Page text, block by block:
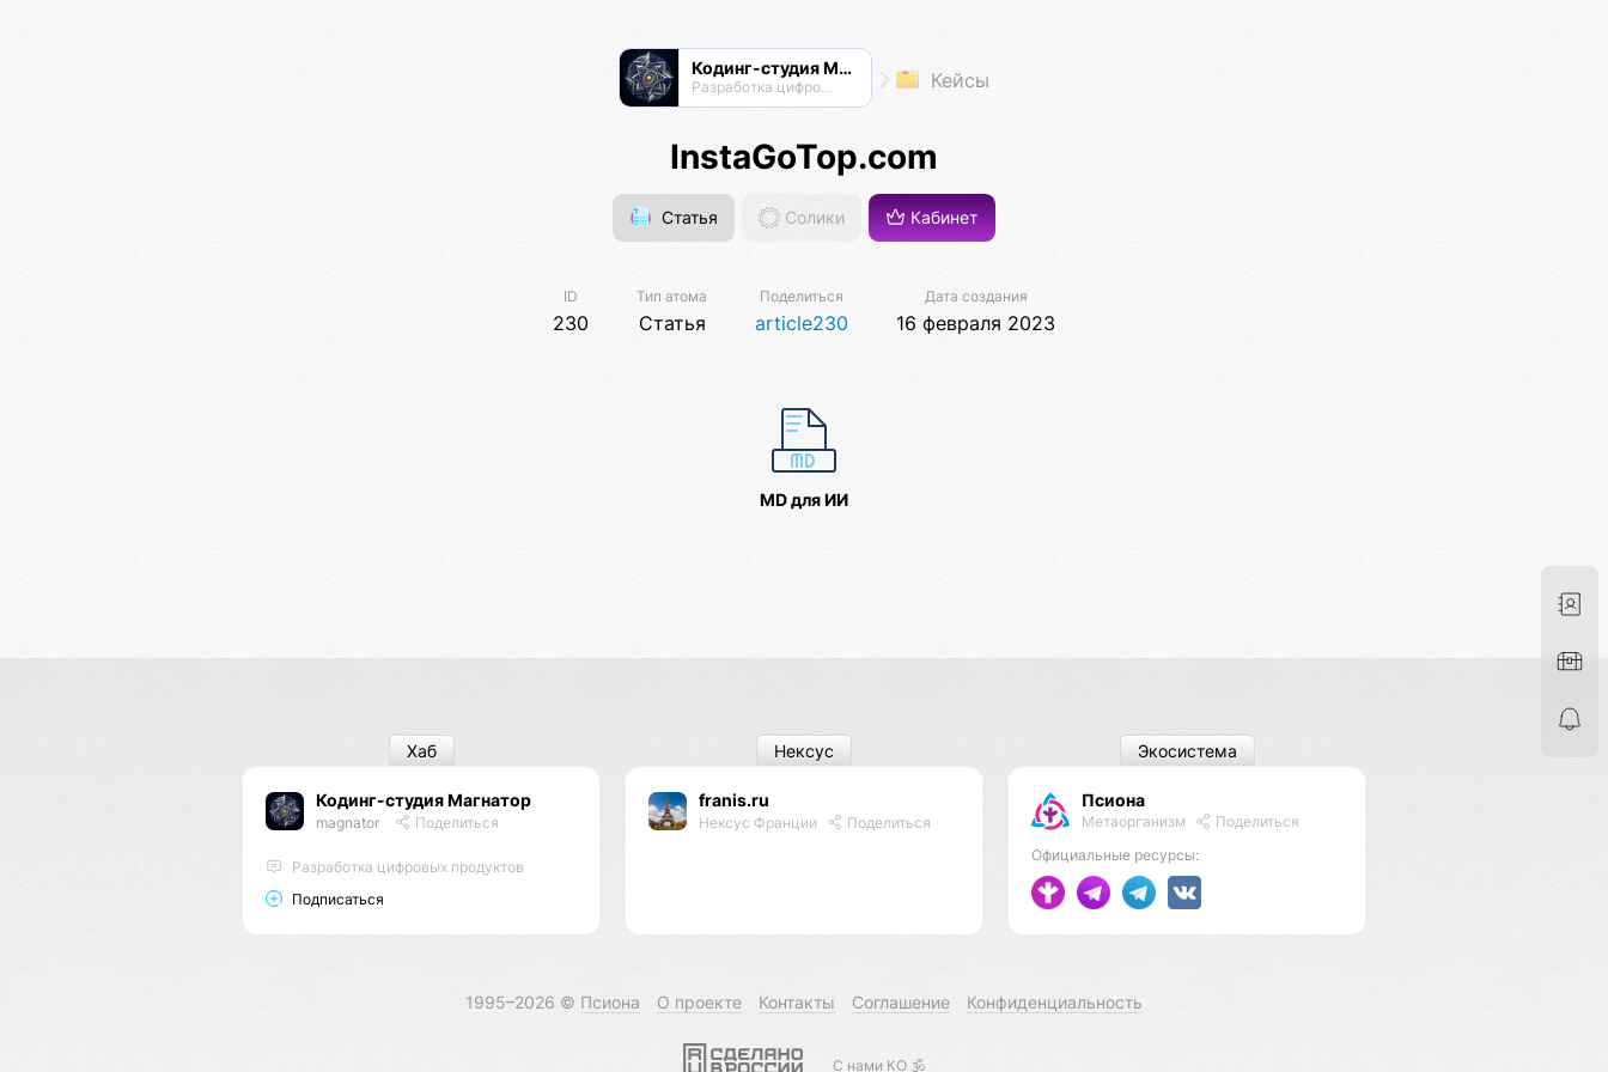
Кодинг-студия Магнатор
Разработка цифровых продуктов Кейсы
InstaGoTop.com
Статья Солики Кабинет
ID
230
Тип атома
Статья
Поделиться
article230
Дата создания
16 февраля 2023
MD для ИИ
Кодинг-студия Магнатор
magnator Поделиться
Разработка цифровых продуктов
Подписаться
Хаб
franis.ru
Нексус Франции Поделиться
Нексус
Псиона
Метаорганизм
Поделиться
Официальные ресурсы:
Экосистема
1995–2026 © Псиона О проекте Контакты Соглашение Конфиденциальность
С нами КО 🕉️